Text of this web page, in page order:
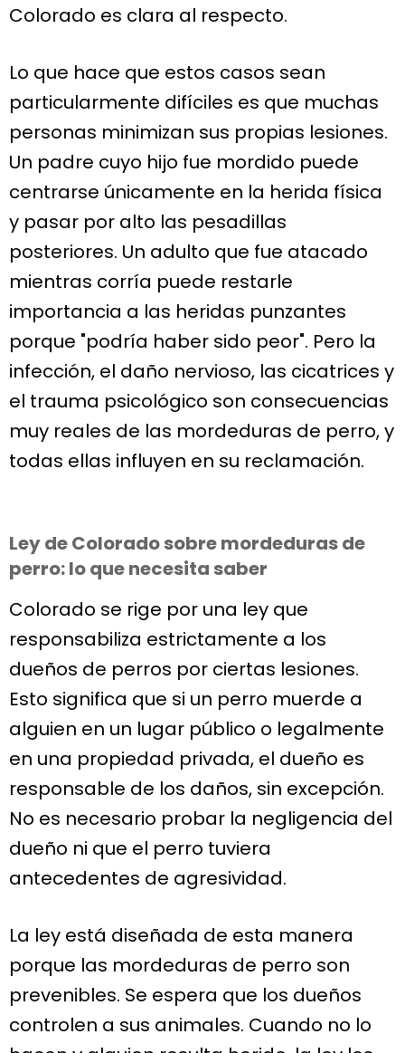
Colorado es clara al respecto.
Lo que hace que estos casos sean
particularmente difíciles es que muchas
personas minimizan sus propias lesiones.
Un padre cuyo hijo fue mordido puede
centrarse únicamente en la herida física
y pasar por alto las pesadillas
posteriores. Un adulto que fue atacado
mientras corría puede restarle
importancia a las heridas punzantes
porque "podría haber sido peor". Pero la
infección, el daño nervioso, las cicatrices y
el trauma psicológico son consecuencias
muy reales de las mordeduras de perro, y
todas ellas influyen en su reclamación.
Ley de Colorado sobre mordeduras de
perro: lo que necesita saber
Colorado se rige por una ley que
responsabiliza estrictamente a los
dueños de perros por ciertas lesiones.
Esto significa que si un perro muerde a
alguien en un lugar público o legalmente
en una propiedad privada, el dueño es
responsable de los daños, sin excepción.
No es necesario probar la negligencia del
dueño ni que el perro tuviera
antecedentes de agresividad.
La ley está diseñada de esta manera
porque las mordeduras de perro son
prevenibles. Se espera que los dueños
controlen a sus animales. Cuando no lo